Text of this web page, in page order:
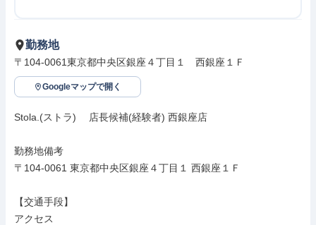
勤務地
〒104-0061東京都中央区銀座４丁目１　西銀座１Ｆ
Googleマップで開く
Stola.(ストラ)　 店長候補(経験者) 西銀座店
勤務地備考
〒104-0061 東京都中央区銀座４丁目１ 西銀座１Ｆ
【交通手段】
アクセス